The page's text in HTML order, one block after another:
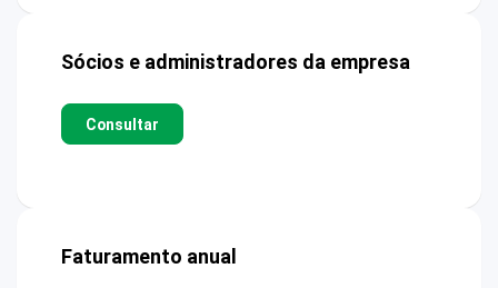
Sócios e administradores da empresa
Consultar
Faturamento anual